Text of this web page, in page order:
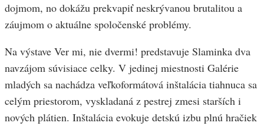
dojmom, no dokážu prekvapiť neskrývanou brutalitou a
záujmom o aktuálne spoločenské problémy.
Na výstave Ver mi, nie dvermi! predstavuje Slaminka dva
navzájom súvisiace celky. V jedinej miestnosti Galérie
mladých sa nachádza veľkoformátová inštalácia tiahnuca sa
celým priestorom, vyskladaná z pestrej zmesi starších i
nových plátien. Inštalácia evokuje detskú izbu plnú hračiek